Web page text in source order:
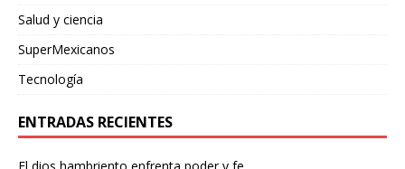
Salud y ciencia
SuperMexicanos
Tecnología
ENTRADAS RECIENTES
El dios hambriento enfrenta poder y fe